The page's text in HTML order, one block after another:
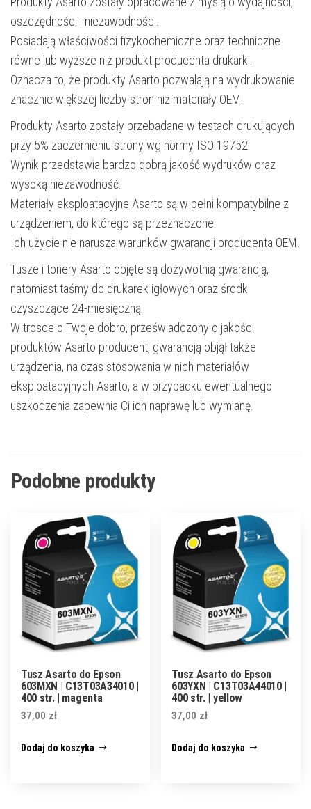
oszczędności i niezawodności.
Posiadają właściwości fizykochemiczne oraz techniczne
równe lub wyższe niż produkt producenta drukarki.
Oznacza to, że produkty Asarto pozwalają na wydrukowanie
znacznie większej liczby stron niż materiały OEM.
Produkty Asarto zostały przebadane w testach drukujących
przy 5% zaczernieniu strony wg normy ISO 19752.
Wynik przedstawia bardzo dobrą jakość wydruków oraz
wysoką niezawodność.
Materiały eksploatacyjne Asarto są w pełni kompatybilne z
urządzeniem, do którego są przeznaczone.
Ich użycie nie narusza warunków gwarancji producenta OEM.
Tusze i tonery Asarto objęte są dożywotnią gwarancją,
natomiast taśmy do drukarek igłowych oraz środki
czyszczące 24-miesięczną.
W trosce o Twoje dobro, przeświadczony o jakości
produktów Asarto producent, gwarancją objął także
urządzenia, na czas stosowania w nich materiałów
eksploatacyjnych Asarto, a w przypadku ewentualnego
uszkodzenia zapewnia Ci ich naprawę lub wymianę.
Podobne produkty
Tusz Asarto do Epson
603MXN | C13T03A34010 |
400 str. | magenta
37,00 zł
Dodaj do koszyka
Tusz Asarto do Epson
603YXN | C13T03A44010 |
400 str. | yellow
37,00 zł
Dodaj do koszyka